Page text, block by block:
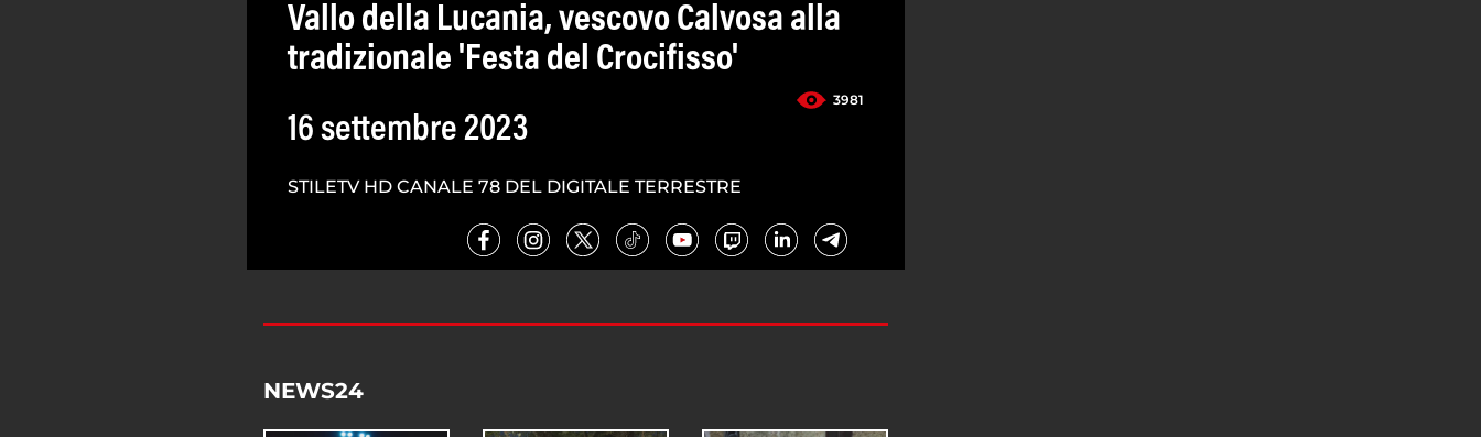
Vallo della Lucania, vescovo Calvosa alla
tradizionale 'Festa del Crocifisso'
3981
16 settembre 2023
STILETV HD CANALE 78 DEL DIGITALE TERRESTRE
NEWS24